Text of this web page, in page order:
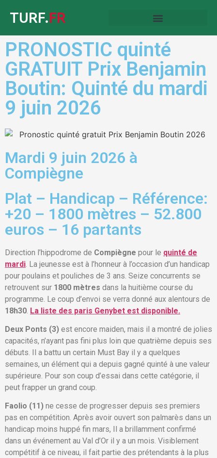
TURF.FR
PRONOSTIC quinté
GRATUIT Prix Benjamin
Boutin: Quinté du mardi
9 juin 2026
Mardi 9 juin 2026 à
Compiègne
Plat – Handicap – Référence:
+20 – 1800 mètres – 52.800
euros – 16 partants
Direction l’hippodrome de Compiègne pour le quinté de
mardi . La jeunesse est à l’honneur à l’occasion d’un handicap
pour poulains et pouliches de 3 ans. Seize concurrents se
retrouvent sur 1800 mètres dans la huitième course du
programme. Le coup d’envoi se verra donné aux alentours de
18h30 La liste des paris Genybet est disponible.
Deux Ponts (3) est encore maiden, mais il a montré de jolies
capacités, n’ayant pas fini plus loin que quatrième depuis ses
débuts. Il a battu un certain Must Bay il y a quelques
semaines, un élément qui a depuis gagné quinté à une valeur
supérieure. Pour son coup d’essai dans cette catégorie, il
peut frapper un grand coup.
Faolio (11) ne cesse de progresser depuis ses premiers
pas en compétition. Après avoir ouvert son palmarès dans un
handicap moins huppé fin mars, Il a brillamment confirmé
dans un événement au Val d’Or il y a un mois. Visiblement
compétitif à ce niveau, il fait partie des prétendants à la plus